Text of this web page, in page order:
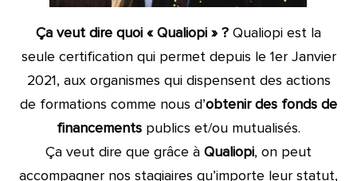
Ça veut dire quoi « Qualiopi » ? Qualiopi est la
seule certification qui permet depuis le 1er Janvier
2021, aux organismes qui dispensent des actions
de formations comme nous d’obtenir des fonds de
financements publics et/ou mutualisés.
Ça veut dire que grâce à Qualiopi, on peut
accompagner nos stagiaires qu’importe leur statut,